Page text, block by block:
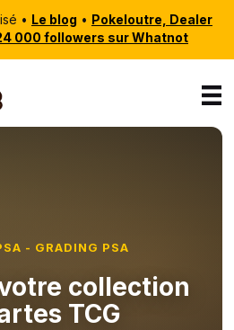
• Le blog • Pokeloutre, Dealer
000 followers sur Whatnot
- GRADING PSA
collection
TCG